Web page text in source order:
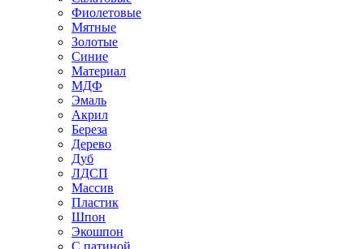
Фиолетовые
Мятные
Золотые
Синие
Материал
МДФ
Эмаль
Акрил
Береза
Дерево
Дуб
ЛДСП
Массив
Пластик
Шпон
Экошпон
С патиной